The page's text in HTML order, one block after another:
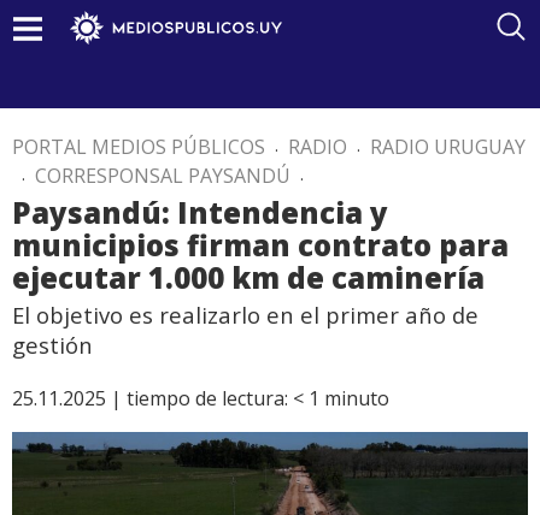
PORTAL MEDIOS PÚBLICOS . RADIO . RADIO URUGUAY
. CORRESPONSAL PAYSANDÚ .
Paysandú: Intendencia y
municipios firman contrato para
ejecutar 1.000 km de caminería
El objetivo es realizarlo en el primer año de
gestión
25.11.2025 | tiempo de lectura: < 1 minuto